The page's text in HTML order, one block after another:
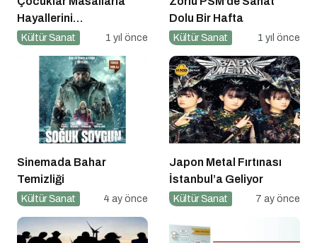
Hayallerini
Gerçekleştiriyor!
Kültür Sanat 1 yıl önce
Dolu Bir Hafta
Kültür Sanat 1 yıl önce
Sinemada Bahar
Temizliği
Kültür Sanat 4 ay önce
Japon Metal Fırtınası
İstanbul’a Geliyor
Kültür Sanat 7 ay önce